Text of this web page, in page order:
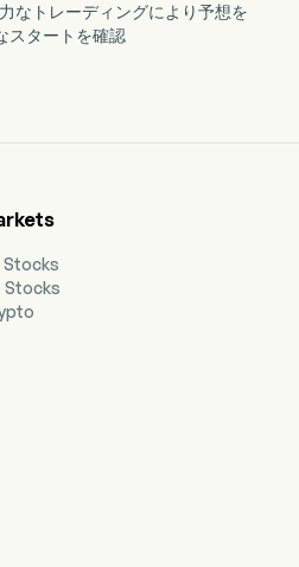
なトレーディングにより予想を
スタートを確認
Stocks
Stocks